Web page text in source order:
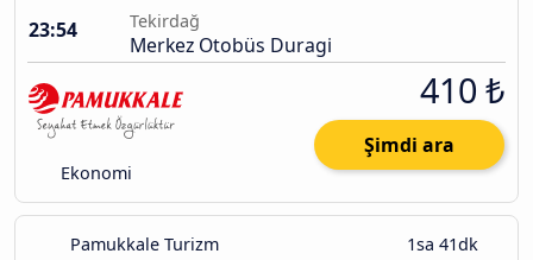
23:54
Tekirdağ
Merkez Otobüs Duragi
Ekonomi
410 ₺
Şimdi ara
Pamukkale Turizm 1sa 41dk